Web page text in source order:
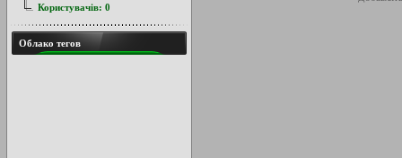
Користувачів: 0
Облако тегов